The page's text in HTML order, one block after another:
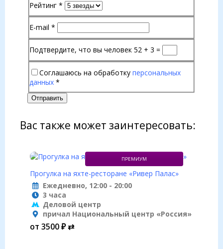
Рейтинг *
E-mail *
Подтвердите, что вы человек 52 + 3 =
Соглашаюсь на обработку персональных
данных *
Отправить
Вас также может заинтересовать:
ПРЕМИУМ
Прогулка на яхте-ресторане «Ривер Палас»
Ежедневно, 12:00 - 20:00
3 часа
Деловой центр
причал Национальный центр «Россия»
от 3500 ₽ ⇄